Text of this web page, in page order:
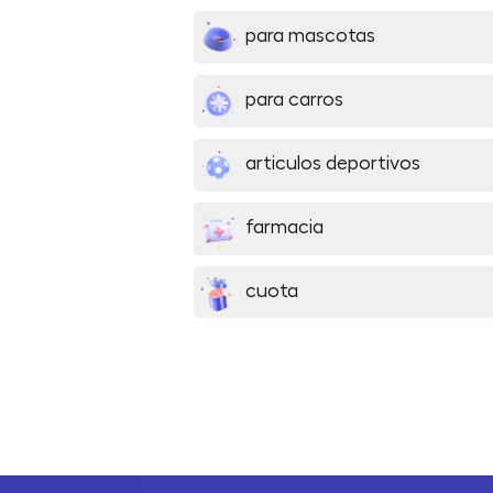
para mascotas
para carros
articulos deportivos
farmacia
cuota